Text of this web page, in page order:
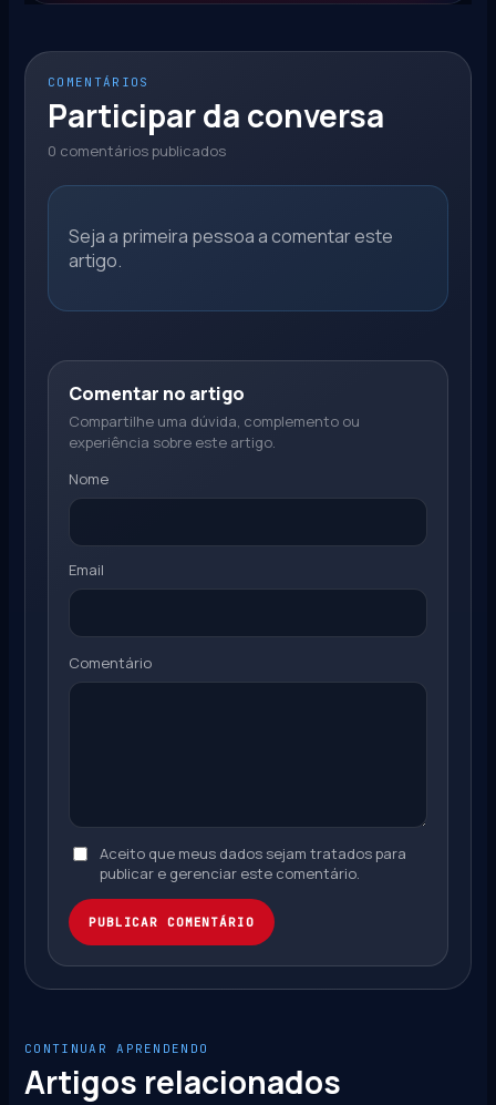
COMENTÁRIOS
Participar da conversa
0 comentários publicados
Seja a primeira pessoa a comentar este
artigo.
Comentar no artigo
Compartilhe uma dúvida, complemento ou
experiência sobre este artigo.
Nome
Email
Comentário
Aceito que meus dados sejam tratados para
publicar e gerenciar este comentário.
PUBLICAR COMENTÁRIO
CONTINUAR APRENDENDO
Artigos relacionados